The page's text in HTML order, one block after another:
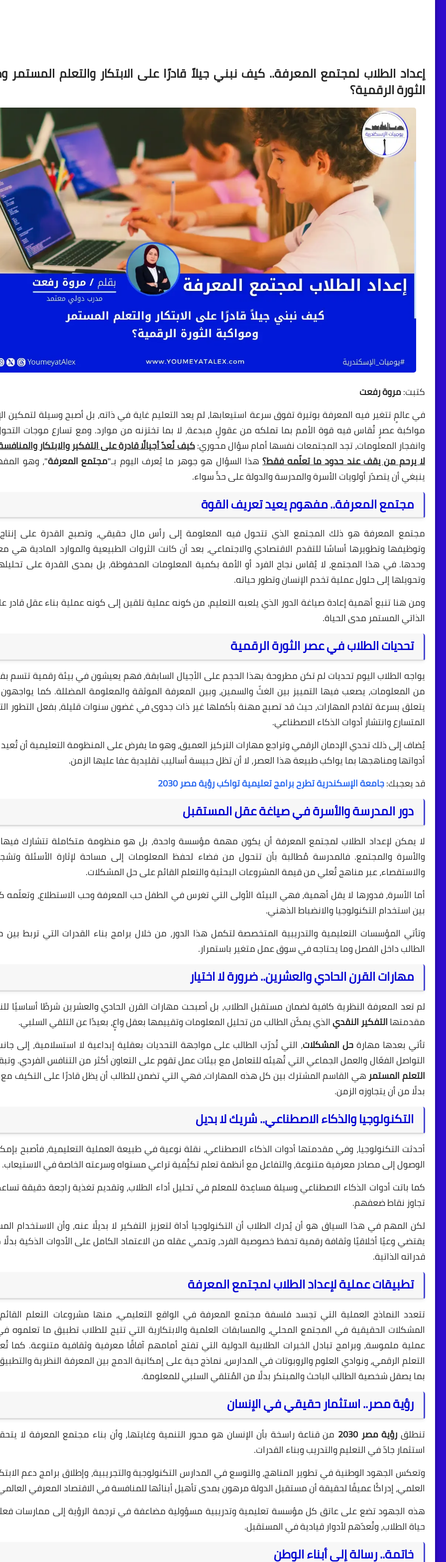
إعداد الطلاب لمجتمع المعرفة.. كيف نبني جيلاً قادرًا على الابتكار والتعلم المستمر
الثورة الرقمية؟
كتبت:مروة رفعت
في عالمٍ تتغير فيه المعرفة بوتيرة تفوق سرعة استيعابها، لم يعد التعليم غاية في ذاته، بل أصبح وسيلة لتمكين
مواكبة عصرٍ تُقاس فيه قوة الأمم بما تملكه من عقولٍ مبدعة، لا بما تختزنه من موارد. ومع تسارع موجات
وانفجار المعلومات، تجد المجتمعات نفسها أمام سؤال محوري:كيف نُعدّ أجيالًا قادرة على التفكير والابتكار
لا يرحم من يقف عند حدود ما تعلّمه فقط؟هذا السؤال هو جوهر ما يُعرف اليوم بـ"مجتمع المعرفة"، وهو
ينبغي أن يتصدّر أولويات الأسرة والمدرسة والدولة على حدٍّ سواء.
مجتمع المعرفة.. مفهوم يعيد تعريف القوة
مجتمع المعرفة هو ذلك المجتمع الذي تتحول فيه المعلومة إلى رأس مال حقيقي، وتصبح القدرة على
وتوظيفها وتطويرها أساسًا للتقدم الاقتصادي والاجتماعي، بعد أن كانت الثروات الطبيعية والموارد المادية هي
وحدها. في هذا المجتمع، لا يُقاس نجاح الفرد أو الأمة بكمية المعلومات المحفوظة، بل بمدى القدرة على
وتحويلها إلى حلول عملية تخدم الإنسان وتطور حياته.
ومن هنا تنبع أهمية إعادة صياغة الدور الذي يلعبه التعليم، من كونه عملية تلقين إلى كونه عملية بناء عقل قادر
الذاتي المستمر مدى الحياة.
تحديات الطلاب في عصر الثورة الرقمية
يواجه الطلاب اليوم تحديات لم تكن مطروحة بهذا الحجم على الأجيال السابقة، فهم يعيشون في بيئة رقمية تتسم
من المعلومات، يصعب فيها التمييز بين الغثّ والسمين، وبين المعرفة الموثقة والمعلومة المضللة. كما يواجهون
يتعلق بسرعة تقادم المهارات، حيث قد تصبح مهنة بأكملها غير ذات جدوى في غضون سنوات قليلة، بفعل التطور
المتسارع وانتشار أدوات الذكاء الاصطناعي.
يُضاف إلى ذلك تحدي الإدمان الرقمي وتراجع مهارات التركيز العميق، وهو ما يفرض على المنظومة التعليمية أن
أدواتها ومناهجها بما يواكب طبيعة هذا العصر، لا أن تظل حبيسة أساليب تقليدية عفا عليها الزمن.
قد يعجبك:جامعة الإسكندرية تطرح برامج تعليمية تواكب رؤية مصر 2030
دور المدرسة والأسرة في صياغة عقل المستقبل
لا يمكن لإعداد الطلاب لمجتمع المعرفة أن يكون مهمة مؤسسة واحدة، بل هو منظومة متكاملة تتشارك
والأسرة والمجتمع. فالمدرسة مُطالبة بأن تتحول من فضاء لحفظ المعلومات إلى مساحة لإثارة الأسئلة
والاستقصاء، عبر مناهج تُعلي من قيمة المشروعات البحثية والتعلم القائم على حل المشكلات.
أما الأسرة، فدورها لا يقل أهمية، فهي البيئة الأولى التي تغرس في الطفل حب المعرفة وحب الاستطلاع، وتعلّمه
بين استخدام التكنولوجيا والانضباط الذهني.
وتأتي المؤسسات التعليمية والتدريبية المتخصصة لتكمل هذا الدور، من خلال برامج بناء القدرات التي تربط بين
الطالب داخل الفصل وما يحتاجه في سوق عمل متغير باستمرار.
مهارات القرن الحادي والعشرين.. ضرورة لا اختيار
لم تعد المعرفة النظرية كافية لضمان مستقبل الطلاب، بل أصبحت مهارات القرن الحادي والعشرين شرطًا أساسيًا
مقدمتهاالتفكير النقديالذي يمكّن الطالب من تحليل المعلومات وتقييمها بعقل واعٍ، بعيدًا عن التلقي السلبي.
تأتي بعدها مهارةحل المشكلات، التي تُدرّب الطالب على مواجهة التحديات بعقلية إبداعية لا استسلامية، إلى
التواصل الفعّال والعمل الجماعي التي تُهيئه للتعامل مع بيئات عمل تقوم على التعاون أكثر من التنافس الفردي.
التعلم المستمرهي القاسم المشترك بين كل هذه المهارات، فهي التي تضمن للطالب أن يظل قادرًا على التكيف
بدلًا من أن يتجاوزه الزمن.
التكنولوجيا والذكاء الاصطناعي.. شريك لا بديل
أحدثت التكنولوجيا، وفي مقدمتها أدوات الذكاء الاصطناعي، نقلة نوعية في طبيعة العملية التعليمية، فأصبح
الوصول إلى مصادر معرفية متنوعة، والتفاعل مع أنظمة تعلم تكيُّفية تراعي مستواه وسرعته الخاصة في الاستيعاب.
كما باتت أدوات الذكاء الاصطناعي وسيلة مساعِدة للمعلم في تحليل أداء الطلاب، وتقديم تغذية راجعة دقيقة
تجاوز نقاط ضعفهم.
لكن المهم في هذا السياق هو أن يُدرك الطلاب أن التكنولوجيا أداة لتعزيز التفكير لا بديلًا عنه، وأن الاستخدام
يقتضي وعيًا أخلاقيًا وثقافة رقمية تحفظ خصوصية الفرد، وتحمي عقله من الاعتماد الكامل على الأدوات الذكية
قدراته الذاتية.
تطبيقات عملية لإعداد الطلاب لمجتمع المعرفة
تتعدد النماذج العملية التي تجسد فلسفة مجتمع المعرفة في الواقع التعليمي، منها مشروعات التعلم
المشكلات الحقيقية في المجتمع المحلي، والمسابقات العلمية والابتكارية التي تتيح للطلاب تطبيق ما تعلموه
عملية ملموسة، وبرامج تبادل الخبرات الطلابية الدولية التي تفتح أمامهم آفاقًا معرفية وثقافية متنوعة. كما
التعلم الرقمي، ونوادي العلوم والروبوتات في المدارس، نماذج حية على إمكانية الدمج بين المعرفة النظرية
بما يصقل شخصية الطالب الباحث والمبتكر بدلًا من المُتلقي السلبي للمعلومة.
رؤية مصر.. استثمار حقيقي في الإنسان
تنطلق رؤية مصر 2030
من قناعة راسخة بأن الإنسان هو محور التنمية وغايتها، وأن بناء مجتمع المعرفة لا
استثمار جادّ في التعليم والتدريب وبناء القدرات.
وتعكس الجهود الوطنية في تطوير المناهج، والتوسع في المدارس التكنولوجية والتجريبية، وإطلاق برامج دعم
العلمي، إدراكًا عميقًا لحقيقة أن مستقبل الدولة مرهون بمدى تأهيل أبنائها للمنافسة في الاقتصاد المعرفي
هذه الجهود تضع على عاتق كل مؤسسة تعليمية وتدريبية مسؤولية مضاعفة في ترجمة الرؤية إلى ممارسات
حياة الطلاب، وتُعدّهم لأدوار قيادية في المستقبل.
خاتمة.. رسالة إلى أبناء الوطن
23 مايو 2025
22 مايو 2025
21 مايو 2025
27 مايو 2025
26 مايو 2025
22 مايو 2025